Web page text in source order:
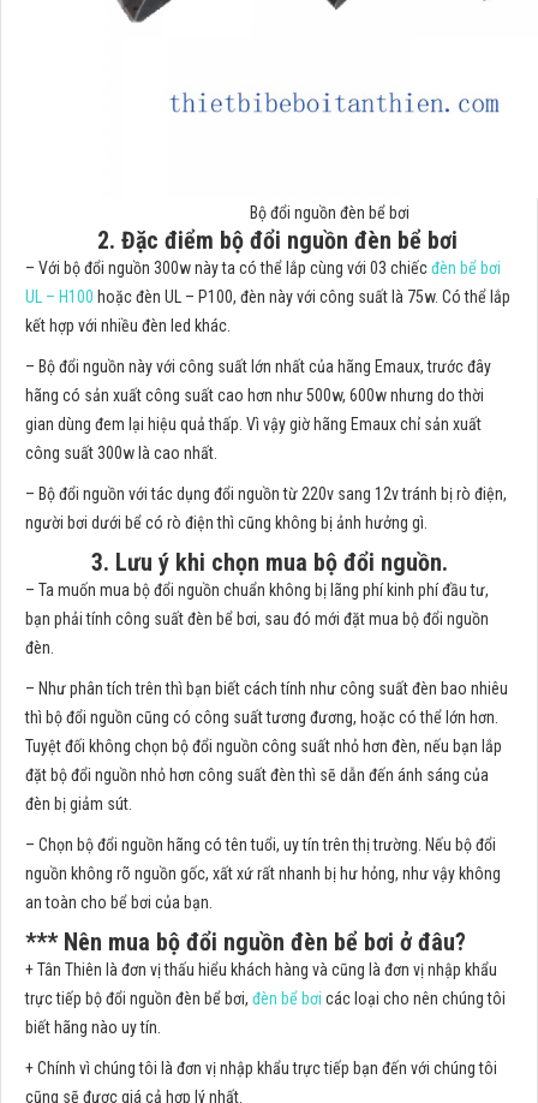
Bộ đổi nguồn đèn bể bơi
2. Đặc điểm bộ đổi nguồn đèn bể bơi
– Với bộ đổi nguồn 300w này ta có thể lắp cùng với 03 chiếcđèn bể bơi
UL – H100 hoặc đèn UL – P100, đèn này với công suất là 75w. Có thể lắp
kết hợp với nhiều đèn led khác.
– Bộ đổi nguồn này với công suất lớn nhất của hãng Emaux, trước đây
hãng có sản xuất công suất cao hơn như 500w, 600w nhưng do thời
gian dùng đem lại hiệu quả thấp. Vì vậy giờ hãng Emaux chỉ sản xuất
công suất 300w là cao nhất.
– Bộ đổi nguồn với tác dụng đổi nguồn từ 220v sang 12v tránh bị rò điện,
người bơi dưới bể có rò điện thì cũng không bị ảnh hưởng gì.
3. Lưu ý khi chọn mua bộ đổi nguồn.
– Ta muốn mua bộ đổi nguồn chuẩn không bị lãng phí kinh phí đầu tư,
bạn phải tính công suất đèn bể bơi, sau đó mới đặt mua bộ đổi nguồn
đèn.
– Như phân tích trên thì bạn biết cách tính như công suất đèn bao nhiêu
thì bộ đổi nguồn cũng có công suất tương đương, hoặc có thể lớn hơn.
Tuyệt đối không chọn bộ đổi nguồn công suất nhỏ hơn đèn, nếu bạn lắp
đặt bộ đổi nguồn nhỏ hơn công suất đèn thì sẽ dẫn đến ánh sáng của
đèn bị giảm sút.
– Chọn bộ đổi nguồn hãng có tên tuổi, uy tín trên thị trường. Nếu bộ đổi
nguồn không rõ nguồn gốc, xất xứ rất nhanh bị hư hỏng, như vậy không
an toàn cho bể bơi của bạn.
*** Nên mua bộ đổi nguồn đèn bể bơi ở đâu?
+ Tân Thiên là đơn vị thấu hiểu khách hàng và cũng là đơn vị nhập khẩu
trực tiếp bộ đổi nguồn đèn bể bơi, đèn bể bơi các loại cho nên chúng tôi
biết hãng nào uy tín.
+ Chính vì chúng tôi là đơn vị nhập khẩu trực tiếp bạn đến với chúng tôi
cũng sẽ được giá cả hợp lý nhất.